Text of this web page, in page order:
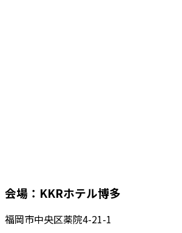
会場：KKRホテル博多
福岡市中央区薬院4-21-1